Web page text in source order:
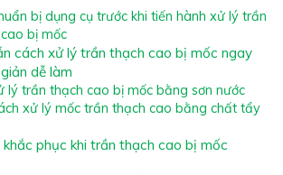
bị dụng cụ trước khi tiến hành xử lý trần
bị mốc
cách xử lý trần thạch cao bị mốc ngay
dễ làm
lý trần thạch cao bị mốc bằng sơn nước
xử lý mốc trần thạch cao bằng chất tẩy
khắc phục khi trần thạch cao bị mốc